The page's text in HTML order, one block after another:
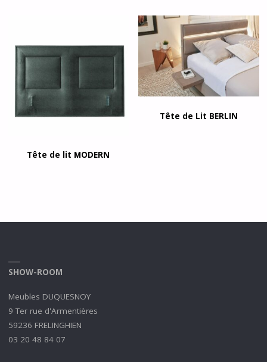
Tête de lit MODERN
Tête de Lit BERLIN
SHOW-ROOM
Meubles DUQUESNOY
9 Ter rue d'Armentières
59236 FRELINGHIEN
03 20 48 84 07